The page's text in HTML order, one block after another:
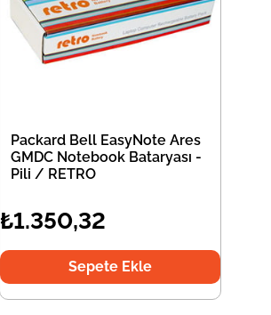
Packard Bell EasyNote Ares
GMDC Notebook Bataryası -
Pili / RETRO
₺1.350,32
Sepete Ekle